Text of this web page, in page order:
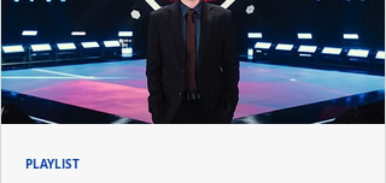
PLAYLIST